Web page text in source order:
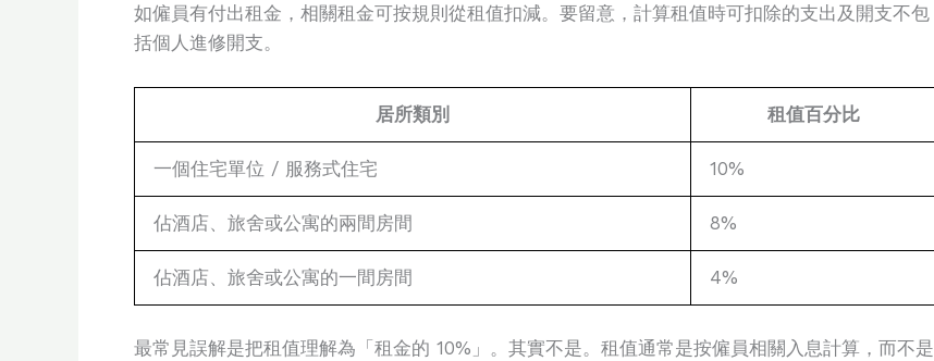
如僱員有付出租金，相關租金可按規則從租值扣減。要留意，計算租值時可扣除的支出及開支不包
括個人進修開支。
居所類別 租值百分比
一個住宅單位 / 服務式住宅 10%
佔酒店、旅舍或公寓的兩間房間 8%
佔酒店、旅舍或公寓的一間房間 4%
最常見誤解是把租值理解為「租金的 10%」。其實不是。租值通常是按僱員相關入息計算，而不是